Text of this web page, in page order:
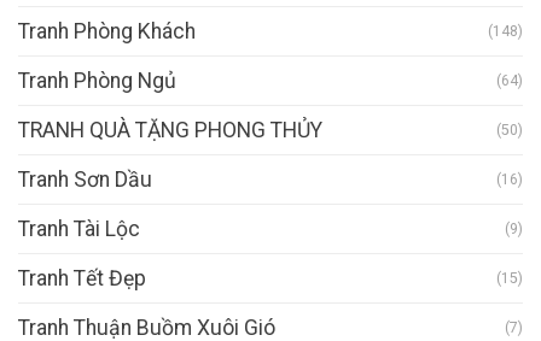
Tranh Phòng Khách (148)
Tranh Phòng Ngủ (64)
TRANH QUÀ TẶNG PHONG THỦY (50)
Tranh Sơn Dầu (16)
Tranh Tài Lộc (9)
Tranh Tết Đẹp (15)
Tranh Thuận Buồm Xuôi Gió (7)